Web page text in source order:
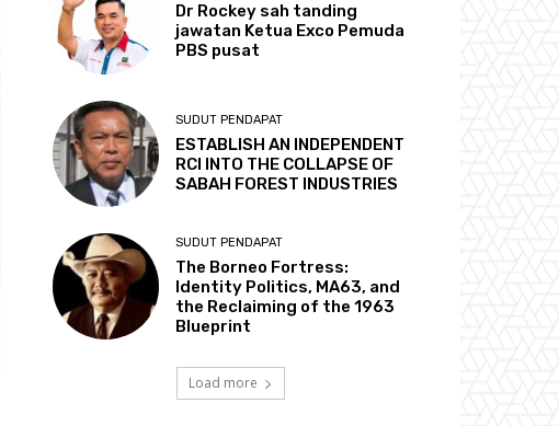
Dr Rockey sah tanding
jawatan Ketua Exco Pemuda
PBS pusat
SUDUT PENDAPAT
ESTABLISH AN INDEPENDENT
RCI INTO THE COLLAPSE OF
SABAH FOREST INDUSTRIES
SUDUT PENDAPAT
The Borneo Fortress:
Identity Politics, MA63, and
the Reclaiming of the 1963
Blueprint
Load more